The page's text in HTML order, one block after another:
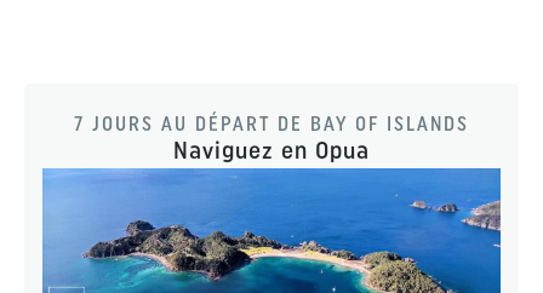
7 JOURS AU DÉPART DE BAY OF ISLANDS
Naviguez en Opua